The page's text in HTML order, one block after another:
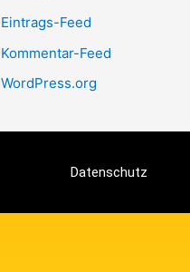
Eintrags-Feed
Kommentar-Feed
WordPress.org
Datenschutz